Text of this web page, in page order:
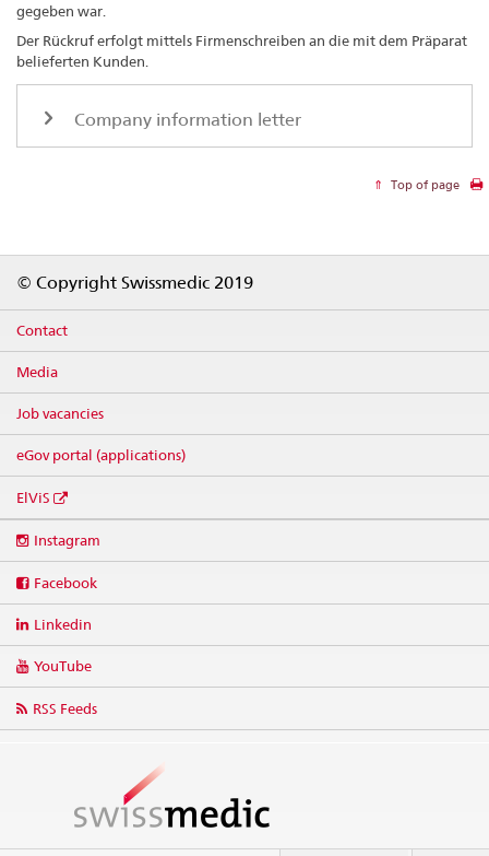
gegeben war.
Der Rückruf erfolgt mittels Firmenschreiben an die mit dem Präparat
belieferten Kunden.
Company information letter
Top of page
© Copyright Swissmedic 2019
Contact
Media
Job vacancies
eGov portal (applications)
ElViS
media
Instagram
Facebook
Linkedin
YouTube
RSS Feeds